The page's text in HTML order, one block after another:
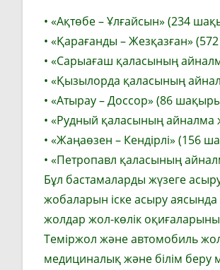
• «Ақтөбе – Ұлғайсын» (234
• «Қарағанды – Жезқазған»
• «Сарыағаш қаласының
• «Қызылорда қаласының
• «Атырау – Доссор» (86
• «Рудный қаласының
• «Жаңаөзен – Кендірлі» (156
• «Петропавл қаласының
Бұл бастамаларды жүзеге
жобаларын іске асыру аясында
жолдар жол-көлік
Теміржол және автомобиль
медициналық және білім беру